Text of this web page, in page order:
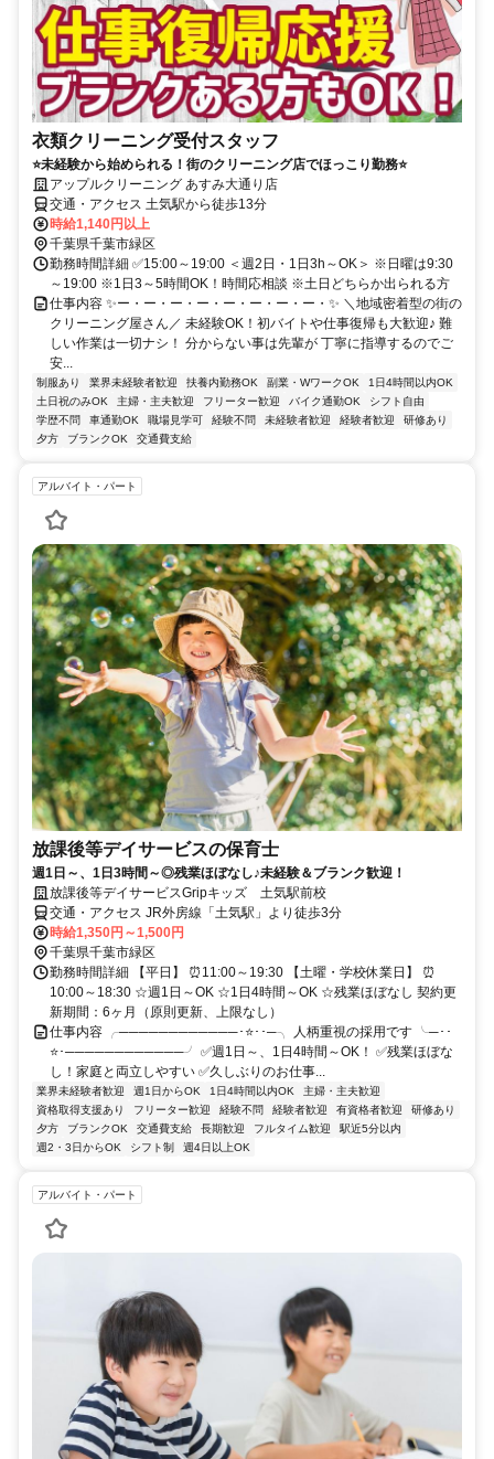
衣類クリーニング受付スタッフ
⭐未経験から始められる！街のクリーニング店でほっこり勤務⭐
アップルクリーニング あすみ大通り店
交通・アクセス 土気駅から徒歩13分
時給1,140円以上
千葉県千葉市緑区
勤務時間詳細 ✅15:00～19:00 ＜週2日・1日3h～OK＞ ※日曜は9:30
～19:00 ※1日3～5時間OK！時間応相談 ※土日どちらか出られる方
仕事内容 ✨ー・ー・ー・ー・ー・ー・ー・ー・✨ ＼地域密着型の街の
クリーニング屋さん／ 未経験OK！初バイトや仕事復帰も大歓迎♪ 難
しい作業は一切ナシ！ 分からない事は先輩が 丁寧に指導するのでご
安...
制服あり 業界未経験者歓迎 扶養内勤務OK 副業・WワークOK
1日4時間以内OK
土日祝のみOK
主婦・主夫歓迎 フリーター歓迎 バイク通勤OK
シフト自由
学歴不問
車通勤OK 職場見学可 経験不問 未経験者歓迎 経験者歓迎
研修あり
夕方
ブランクOK 交通費支給
アルバイト・パート
放課後等デイサービスの保育士
週1日～、1日3時間～◎残業ほぼなし♪未経験＆ブランク歓迎！
放課後等デイサービスGripキッズ 土気駅前校
交通・アクセス JR外房線「土気駅」より徒歩3分
時給1,350円～1,500円
千葉県千葉市緑区
勤務時間詳細 【平日】 ⏰11:00～19:30 【土曜・学校休業日】 ⏰
10:00～18:30 ☆週1日～OK ☆1日4時間～OK ☆残業ほぼなし 契約更
新期間：6ヶ月（原則更新、上限なし）
仕事内容 ╭────────────･⭐･･─╮ 人柄重視の採用です ╰─･･
⭐･────────────╯ ✅週1日～、1日4時間～OK！ ✅残業ほぼな
し！家庭と両立しやすい ✅久しぶりのお仕事...
業界未経験者歓迎 週1日からOK 1日4時間以内OK
主婦・主夫歓迎
資格取得支援あり
フリーター歓迎 経験不問 経験者歓迎 有資格者歓迎
研修あり
夕方
ブランクOK 交通費支給 長期歓迎 フルタイム歓迎
駅近5分以内
週2・3日からOK
シフト制 週4日以上OK
アルバイト・パート